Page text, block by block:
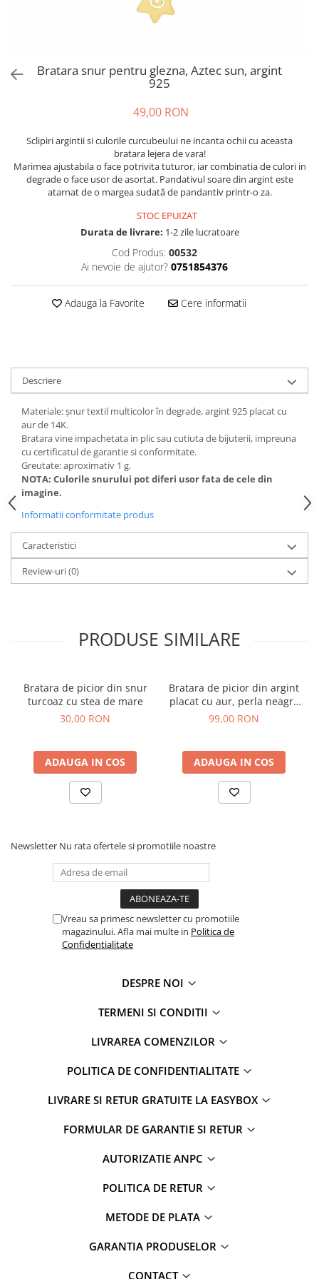
Bratara snur pentru glezna, Aztec sun, argint
925
49,00 RON
Sclipiri argintii si culorile curcubeului ne incanta ochii cu aceasta
bratara lejera de vara!
Marimea ajustabila o face potrivita tuturor, iar combinatia de culori in
degrade o face usor de asortat. Pandativul soare din argint este
atarnat de o margea sudată de pandantiv printr-o za.
STOC EPUIZAT
Durata de livrare: 1-2 zile lucratoare
Cod Produs: 00532
Ai nevoie de ajutor? 0751854376
Adauga la Favorite Cere informatii
Descriere
Materiale: șnur textil multicolor în degrade, argint 925 placat cu
aur de 14K.
Bratara vine impachetata in plic sau cutiuta de bijuterii, impreuna
cu certificatul de garantie si conformitate.
Greutate: aproximativ 1 g.
NOTA: Culorile snurului pot diferi usor fata de cele din
imagine.
Informatii conformitate produs
Caracteristici
Review-uri(0)
PRODUSE SIMILARE
Bratara de picior din snur
turcoaz cu stea de mare
30,00 RON
ADAUGA IN COS
Bratara de picior din argint
placat cu aur, perla neagra
de cultura, 22-27 cm
99,00 RON
ADAUGA IN COS
Newsletter Nu rata ofertele si promotiile noastre
Vreau sa primesc newsletter cu promotiile
magazinului. Afla mai multe in Politica de
Confidentialitate
DESPRE NOI
TERMENI SI CONDITII
LIVRAREA COMENZILOR
POLITICA DE CONFIDENTIALITATE
LIVRARE SI RETUR GRATUITE LA EASYBOX
FORMULAR DE GARANTIE SI RETUR
AUTORIZATIE ANPC
POLITICA DE RETUR
METODE DE PLATA
GARANTIA PRODUSELOR
CONTACT